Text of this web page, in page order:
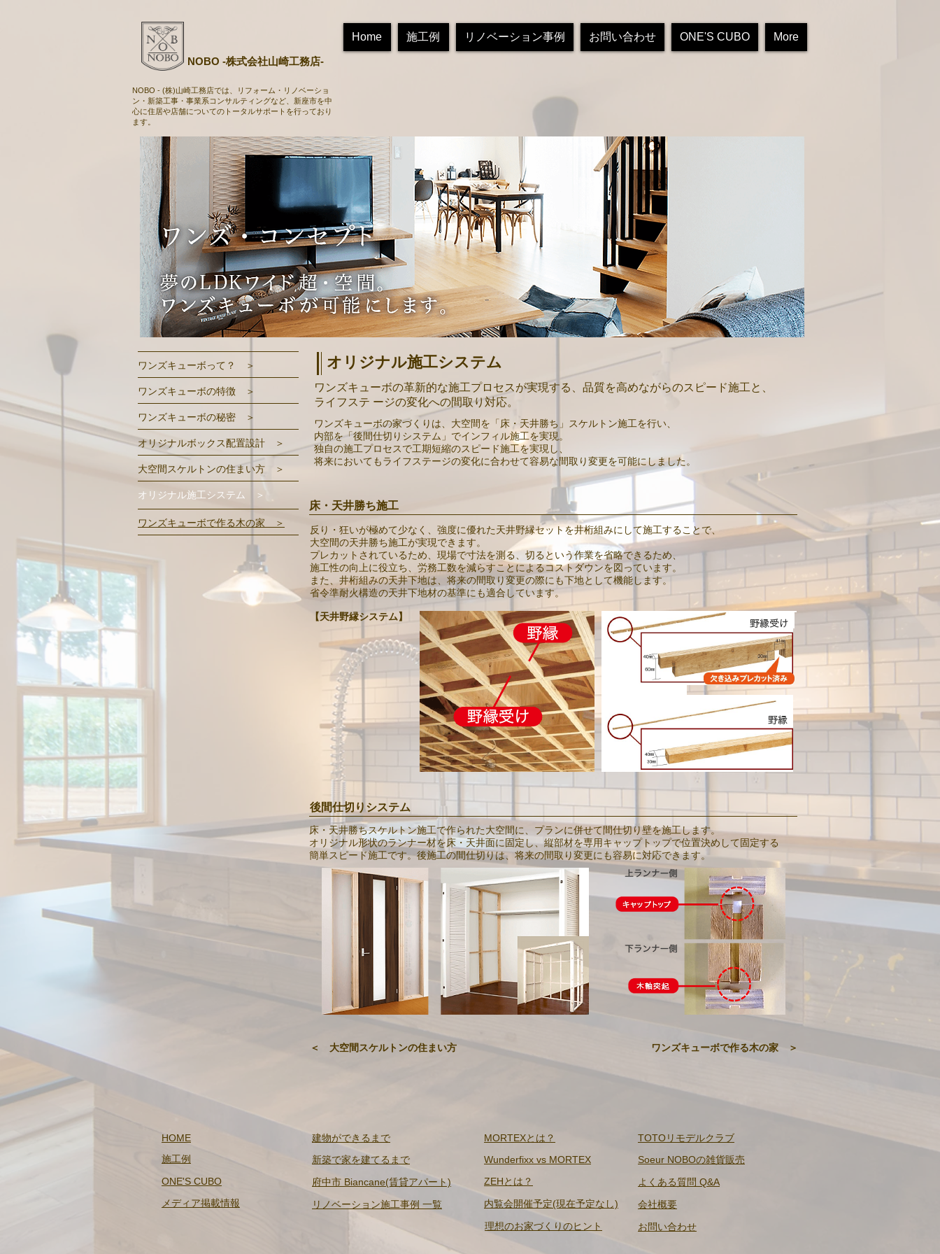
Home 施工例 リノベーション事例 お問い合わせ ONE'S CUBO More
NOBO -株式会社山崎工務店-
NOBO - (株)山崎工務店では、リフォーム・リノベーショ
ン・新築工事・事業系コンサルティングなど、 新座市を中
心に住居や店舗についての トータルサポートを行っており
ます。
ワンズキューボって？ ＞
ワンズキューボの特徴 ＞
ワンズキューボの秘密 ＞
オリジナルボックス配置設計 ＞
大空間スケルトンの住まい方 ＞
オリジナル施工システム ＞
ワンズキューボで作る木の家 ＞
オリジナル施工システム
ワンズキューボの革新的な施工プロセスが実現する、品質を高めながらのスピード施工と、
ライフステ ージの変化への間取り対応。
ワンズキューボの家づくりは、大空間を「床・天井勝ち」スケルトン施工を行い、
内部を「後間仕切りシステム」でインフィル施工を実現。
独自の施工プロセスで工期短縮のスピード施工を実現し、
将来においてもライフステージの変化に合わせて容易な間取り変更を可能にしました。
床・天井勝ち施工
反り・狂いが極めて少なく、強度に優れた天井野縁セットを井桁組みにして施工することで、
大空間の天井勝ち施工が実現できます。
プレカットされているため、現場で寸法を測る、切るという作業を省略できるため、
​施工性の向上に役立ち、労務工数を減らすことによるコストダウンを図っています。
また、井桁組みの天井下地は、将来の間取り変更の際にも下地として機能します。
省令準耐火構造の天井下地材の基準にも適合しています。
【天井野縁システム】
後間仕切りシステム
床・天井勝ちスケルトン施工で作られた大空間に、プランに併せて間仕切り壁を施工します。
オリジナル形状のランナー材を床・天井面に固定し、縦部材を専用キャップトップで位置決めして固定する
簡単スピード施工です。後施工の間仕切りは、将来の間取り変更にも容易に対応できます。
＜ 大空間スケルトンの住まい方 ワンズキューボで作る木の家 ＞
HOME
​施工例
​ONE'S CUBO
メディア掲載情報
​建物ができるまで
​新築で家を建てるまで
​府中市 Biancane(賃貸アパート)
リノベーション施工事例 一覧
MORTEXとは？
Wunderfixx vs MORTEX
ZEHとは？
内覧会開催予定(現在予定なし)
理想のお家づくりのヒント
TOTO​リモデルクラブ
Soeur NOBOの雑貨販売
よくある質問 Q&A
会社概要
​お問い合わせ